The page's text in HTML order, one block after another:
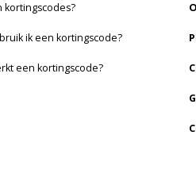
kortingscodes?
ik een kortingscode?
een kortingscode?